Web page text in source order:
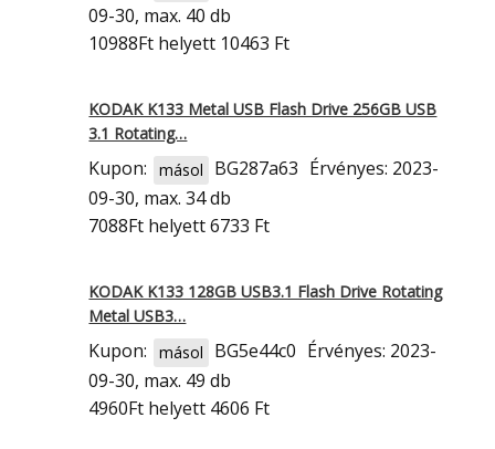
09-30, max. 40 db
10988Ft helyett 10463 Ft
KODAK K133 Metal USB Flash Drive 256GB USB
3.1 Rotating…
Kupon: másol BG287a63 Érvényes: 2023-
09-30, max. 34 db
7088Ft helyett 6733 Ft
KODAK K133 128GB USB3.1 Flash Drive Rotating
Metal USB3…
Kupon: másol BG5e44c0 Érvényes: 2023-
09-30, max. 49 db
4960Ft helyett 4606 Ft